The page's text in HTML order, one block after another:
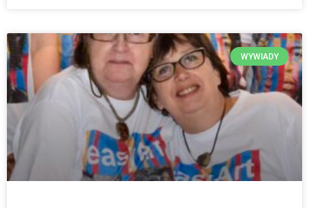
WYWIADY